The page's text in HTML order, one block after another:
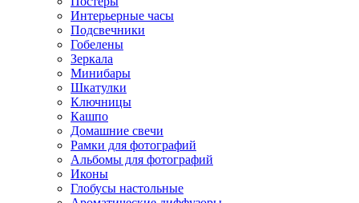
Интерьерные часы
Подсвечники
Гобелены
Зеркала
Минибары
Шкатулки
Ключницы
Кашпо
Домашние свечи
Рамки для фотографий
Альбомы для фотографий
Иконы
Глобусы настольные